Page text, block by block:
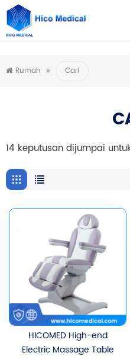
https://www.microsoft.com/
Rumah Cari
14 keputusan dijumpai
HICOMED High-end
Electric Massage Table